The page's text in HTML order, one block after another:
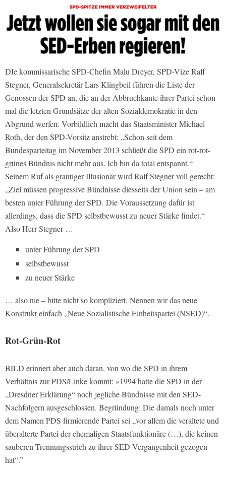
DIe kommissarische SPD-Chefin Malu Dreyer, SPD-Vize Ralf
Stegner, Generalsekretär Lars Klingbeil führen die Liste der
Genossen der SPD an, die an der Abbruchkante ihrer Partei schon
mal die letzten Grundsätze der alten Sozialdemokratie in den
Abgrund werfen. Vorbildlich macht das Staatsminister Michael
Roth, der den SPD-Vorsitz anstrebt: „Schon seit dem
Bundesparteitag im November 2013 schließt die SPD ein rot-rot-
grünes Bündnis nicht mehr aus. Ich bin da total entspannt.“
Seinem Ruf als grantiger Illusionär wird Ralf Stegner voll gerecht:
„Ziel müssen progressive Bündnisse diesseits der Union sein – am
besten unter Führung der SPD. Die Voraussetzung dafür ist
allerdings, dass die SPD selbstbewusst zu neuer Stärke findet.“
Also Herr Stegner …
unter Führung der SPD
selbstbewusst
zu neuer Stärke
… also nie – bitte nicht so kompliziert. Nennen wir das neue
Konstrukt einfach „Neue Sozialistische Einheitspartei (NSED)“.
Rot-Grün-Rot
BILD erinnert aber auch daran, von wo die SPD in ihrem
Verhältnis zur PDS/Linke kommt: »1994 hatte die SPD in der
„Dresdner Erklärung“ noch jegliche Bündnisse mit den SED-
Nachfolgern ausgeschlossen. Begründung: Die damals noch unter
dem Namen PDS firmierende Partei sei „vor allem die veraltete und
überalterte Partei der ehemaligen Staatsfunktionäre (…), die keinen
sauberen Trennungsstrich zu ihrer SED-Vergangenheit gezogen
hat“.”